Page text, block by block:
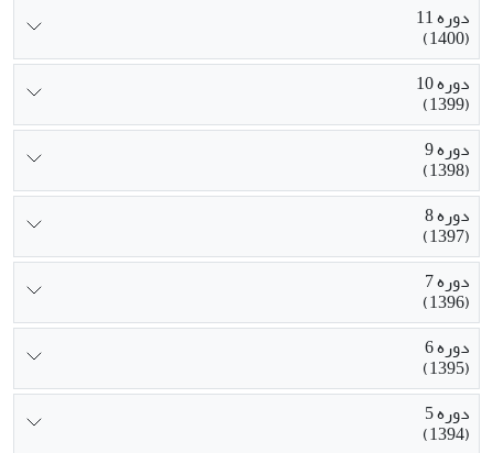
دوره 11
(1400)
دوره 10
(1399)
دوره 9
(1398)
دوره 8
(1397)
دوره 7
(1396)
دوره 6
(1395)
دوره 5
(1394)